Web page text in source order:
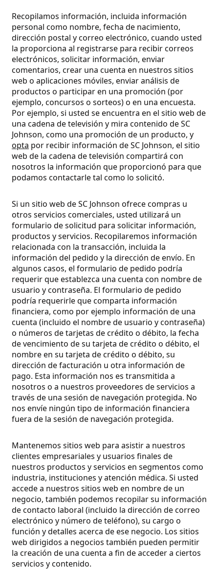
Recopilamos información, incluida información
personal como nombre, fecha de nacimiento,
dirección postal y correo electrónico, cuando usted
la proporciona al registrarse para recibir correos
electrónicos, solicitar información, enviar
comentarios, crear una cuenta en nuestros sitios
web o aplicaciones móviles, enviar análisis de
productos o participar en una promoción (por
ejemplo, concursos o sorteos) o en una encuesta.
Por ejemplo, si usted se encuentra en el sitio web de
una cadena de televisión y mira contenido de SC
Johnson, como una promoción de un producto, y
opta por recibir información de SC Johnson, el sitio
web de la cadena de televisión compartirá con
nosotros la información que proporcionó para que
podamos contactarle tal como lo solicitó.
Si un sitio web de SC Johnson ofrece compras u
otros servicios comerciales, usted utilizará un
formulario de solicitud para solicitar información,
productos y servicios. Recopilaremos información
relacionada con la transacción, incluida la
información del pedido y la dirección de envío. En
algunos casos, el formulario de pedido podría
requerir que establezca una cuenta con nombre de
usuario y contraseña. El formulario de pedido
podría requerirle que comparta información
financiera, como por ejemplo información de una
cuenta (incluido el nombre de usuario y contraseña)
o números de tarjetas de crédito o débito, la fecha
de vencimiento de su tarjeta de crédito o débito, el
nombre en su tarjeta de crédito o débito, su
dirección de facturación u otra información de
pago. Esta información nos es transmitida a
nosotros o a nuestros proveedores de servicios a
través de una sesión de navegación protegida. No
nos envíe ningún tipo de información financiera
fuera de la sesión de navegación protegida.
Mantenemos sitios web para asistir a nuestros
clientes empresariales y usuarios finales de
nuestros productos y servicios en segmentos como
industria, instituciones y atención médica. Si usted
accede a nuestros sitios web en nombre de un
negocio, también podemos recopilar su información
de contacto laboral (incluido la dirección de correo
electrónico y número de teléfono), su cargo o
función y detalles acerca de ese negocio. Los sitios
web dirigidos a negocios también pueden permitir
la creación de una cuenta a fin de acceder a ciertos
servicios y contenido.